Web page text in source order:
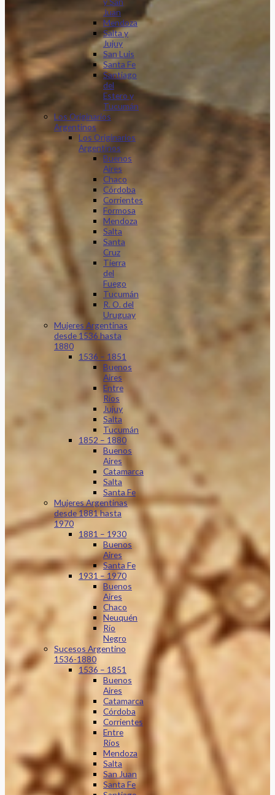
Juan
Mendoza
Salta y
Jujuy
San Luis
Santa Fe
Santiago
del
Estero y
Tucumán
Los Originarios
Argentinos
Los Originarios
Argentinos
Buenos
Aires
Chaco
Córdoba
Corrientes
Formosa
Mendoza
Salta
Santa
Cruz
Tierra
del
Fuego
Tucumán
R. O. del
Uruguay
Mujeres Argentinas
desde 1536 hasta
1880
1536 – 1851
Buenos
Aires
Entre
Ríos
Jujuy
Salta
Tucumán
1852 – 1880
Buenos
Aires
Catamarca
Salta
Santa Fe
Mujeres Argentinas
desde 1881 hasta
1970
1881 – 1930
Buenos
Aires
Santa Fe
1931 – 1970
Buenos
Aires
Chaco
Neuquén
Río
Negro
Sucesos Argentino
1536-1880
1536 – 1851
Buenos
Aires
Catamarca
Córdoba
Corrientes
Entre
Ríos
Mendoza
Salta
San Juan
Santa Fe